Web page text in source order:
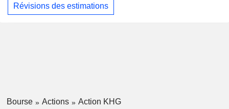
Révisions des estimations
Bourse Actions Action KHG